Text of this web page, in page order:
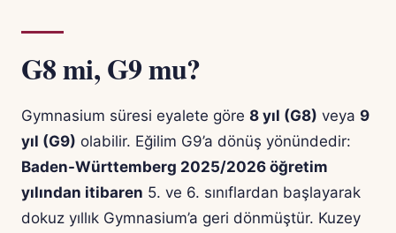
G8 mi, G9 mu?
Gymnasium süresi eyalete göre 8 yıl (G8) veya 9
yıl (G9) olabilir. Eğilim G9’a dönüş yönündedir:
Baden-Württemberg 2025/2026 öğretim
yılından itibaren 5. ve 6. sınıflardan başlayarak
dokuz yıllık Gymnasium’a geri dönmüştür. Kuzey